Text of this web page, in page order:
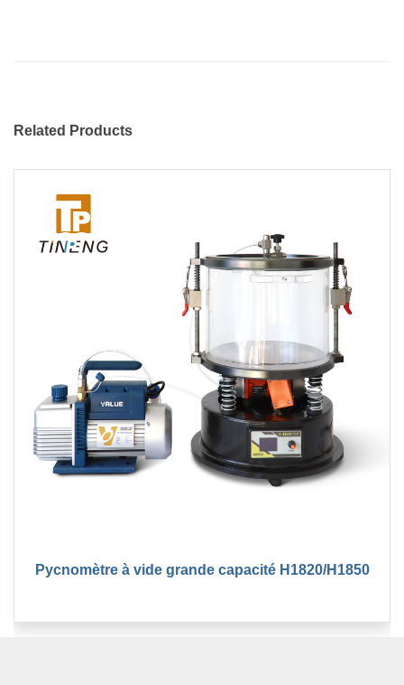
Related Products
Pycnomètre à vide grande capacité H1820/H1850